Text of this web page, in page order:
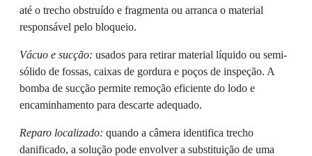
até o trecho obstruído e fragmenta ou arranca o material
responsável pelo bloqueio.
Vácuo e sucção: usados para retirar material líquido ou semi-
sólido de fossas, caixas de gordura e poços de inspeção. A
bomba de sucção permite remoção eficiente do lodo e
encaminhamento para descarte adequado.
Reparo localizado: quando a câmera identifica trecho
danificado, a solução pode envolver a substituição de uma